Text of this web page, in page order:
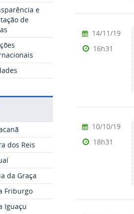
e
de
dos Reis
da Graça
Friburgo
Iguaçu
14/11/19
16h31
10/10/19
18h31